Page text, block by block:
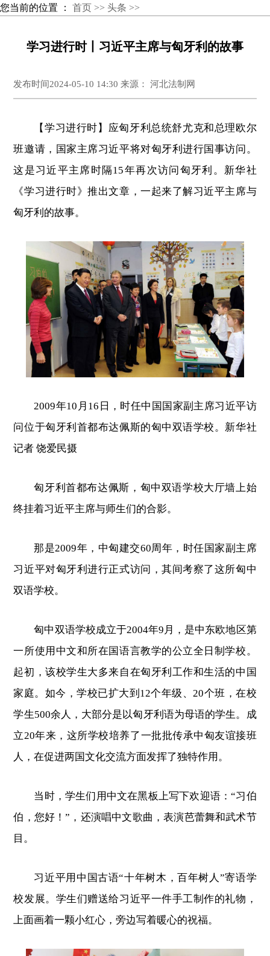
您当前的位置 ： 首页 >> 头条 >>
学习进行时丨习近平主席与匈牙利的故事
发布时间2024-05-10 14:30 来源： 河北法制网
【学习进行时】应匈牙利总统舒尤克和总理欧尔
班邀请，国家主席习近平将对匈牙利进行国事访问。
这是习近平主席时隔15年再次访问匈牙利。新华社
《学习进行时》推出文章，一起来了解习近平主席与
匈牙利的故事。
2009年10月16日，时任中国国家副主席习近平访
问位于匈牙利首都布达佩斯的匈中双语学校。新华社
记者 饶爱民摄
匈牙利首都布达佩斯，匈中双语学校大厅墙上始
终挂着习近平主席与师生们的合影。
那是2009年，中匈建交60周年，时任国家副主席
习近平对匈牙利进行正式访问，其间考察了这所匈中
双语学校。
匈中双语学校成立于2004年9月，是中东欧地区第
一所使用中文和所在国语言教学的公立全日制学校。
起初，该校学生大多来自在匈牙利工作和生活的中国
家庭。如今，学校已扩大到12个年级、20个班，在校
学生500余人，大部分是以匈牙利语为母语的学生。成
立20年来，这所学校培养了一批批传承中匈友谊接班
人，在促进两国文化交流方面发挥了独特作用。
当时，学生们用中文在黑板上写下欢迎语：“习伯
伯，您好！”，还演唱中文歌曲，表演芭蕾舞和武术节
目。
习近平用中国古语“十年树木，百年树人”寄语学
校发展。学生们赠送给习近平一件手工制作的礼物，
上面画着一颗小红心，旁边写着暖心的祝福。